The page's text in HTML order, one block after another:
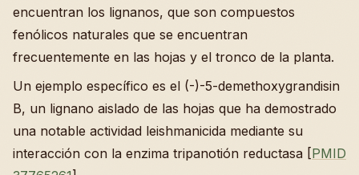
encuentran los lignanos, que son compuestos
fenólicos naturales que se encuentran
frecuentemente en las hojas y el tronco de la planta.
Un ejemplo específico es el (-)-5-demethoxygrandisin
B, un lignano aislado de las hojas que ha demostrado
una notable actividad leishmanicida mediante su
interacción con la enzima tripanotión reductasa [PMID